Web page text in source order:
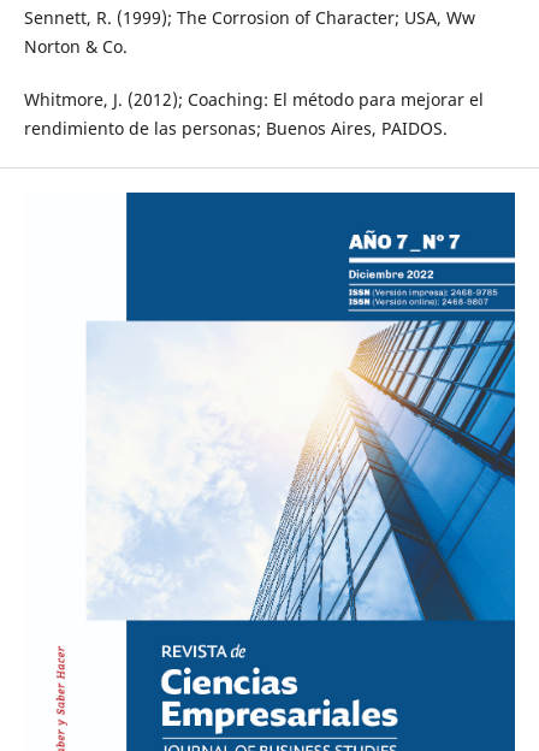
Sennett, R. (1999); The Corrosion of Character; USA, Ww
Norton & Co.
Whitmore, J. (2012); Coaching: El método para mejorar el
rendimiento de las personas; Buenos Aires, PAIDOS.